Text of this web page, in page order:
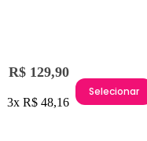
R$ 129,90
3x R$ 48,16
Selecionar